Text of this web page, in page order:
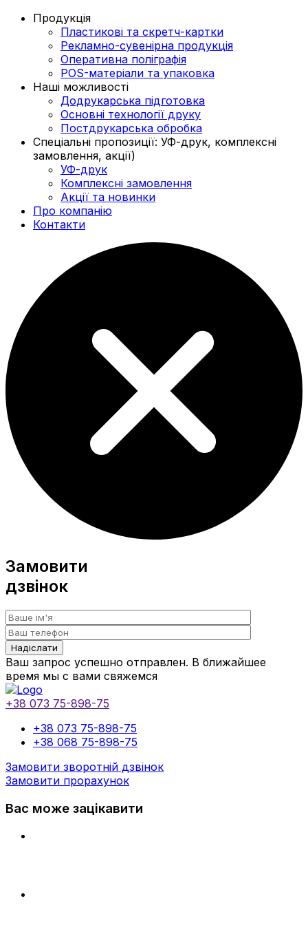
Продукція
Пластикові та скретч-картки
Рекламно-сувенірна продукція
Оперативна поліграфія
POS-матеріали та упаковка
Наші можливості
Додрукарська підготовка
Основні технології друку
Постдрукарська обробка
Спеціальні пропозиції: УФ-друк, комплексні
замовлення, акції)
УФ-друк
Комплексні замовлення
Акції та новинки
Про компанію
Контакти
Замовити
дзвінок
Ваш запрос успешно отправлен. В ближайшее
время мы с вами свяжемся
+38 073 75-898-75
+38 073 75-898-75
+38 068 75-898-75
Замовити зворотній дзвінок
Замовити прорахунок
Вас може зацікавити